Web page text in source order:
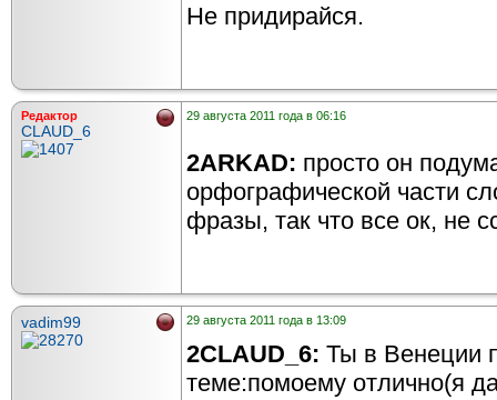
Не придирайся.
Редактор
CLAUD_6
29 августа 2011 года в 06:16
2ARKAD: просто он
орфографической части
фразы, так что все ок, не
vadim99 29 августа 2011 года в 13:09
2CLAUD_6: Ты в Венеции
теме:помоему отлично(я